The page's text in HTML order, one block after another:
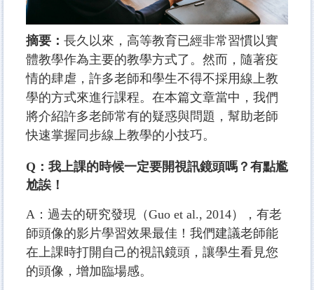
摘要： 長久以來，高等教育已經非常習慣以實
體教學作為主要的教學方式了。然而，隨著疫
情的肆虐，許多老師和學生不得不採用線上教
學的方式來進行課程。在本篇文章當中，我們
將介紹許多老師常有的疑惑與問題，幫助老師
快速掌握同步線上教學的小技巧。
Q：我上課的時候一定要開視訊鏡頭嗎？有點尷
尬誒！
A：過去的研究發現（Guo et al., 2014），有老
師頭像的影片學習效果最佳！我們建議老師能
在上課時打開自己的視訊鏡頭，讓學生看見您
的頭像，增加臨場感。